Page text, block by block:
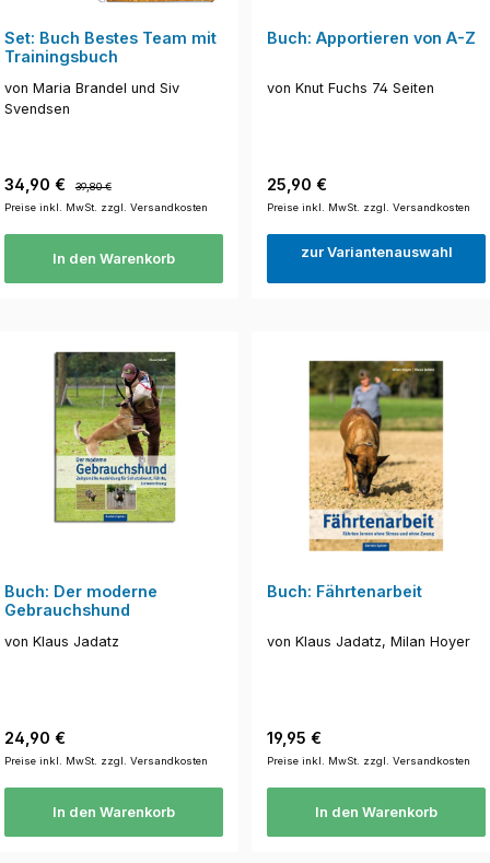
Set: Buch Bestes Team mit
Trainingsbuch
von Maria Brandel und Siv
Svendsen
Verkaufspreis:
34,90 € Regulärer Preis:
39,80 €
Preise inkl. MwSt. zzgl. Versandkosten
In den Warenkorb
Buch: Apportieren von A-Z
von Knut Fuchs 74 Seiten
Regulärer Preis:
25,90 €
Preise inkl. MwSt. zzgl. Versandkosten
zur Variantenauswahl
Buch: Der moderne
Gebrauchshund
von Klaus Jadatz
Regulärer Preis:
24,90 €
Preise inkl. MwSt. zzgl. Versandkosten
In den Warenkorb
Buch: Fährtenarbeit
von Klaus Jadatz, Milan Hoyer
Regulärer Preis:
19,95 €
Preise inkl. MwSt. zzgl. Versandkosten
In den Warenkorb